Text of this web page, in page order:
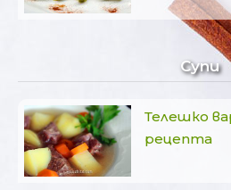
Супи
Телешко
рецепта